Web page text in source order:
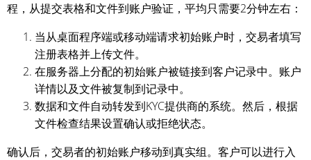
程，从提交表格和文件到账户验证，平均只需要2分钟左右：
当从桌面程序端或移动端请求初始账户时，交易者填写
注册表格并上传文件。
在服务器上分配的初始账户被链接到客户记录中。账户
详情以及文件被复制到记录中。
数据和文件自动转发到KYC提供商的系统。然后，根据
文件检查结果设置确认或拒绝状态。
确认后，交易者的初始账户移动到真实组。客户可以进行入